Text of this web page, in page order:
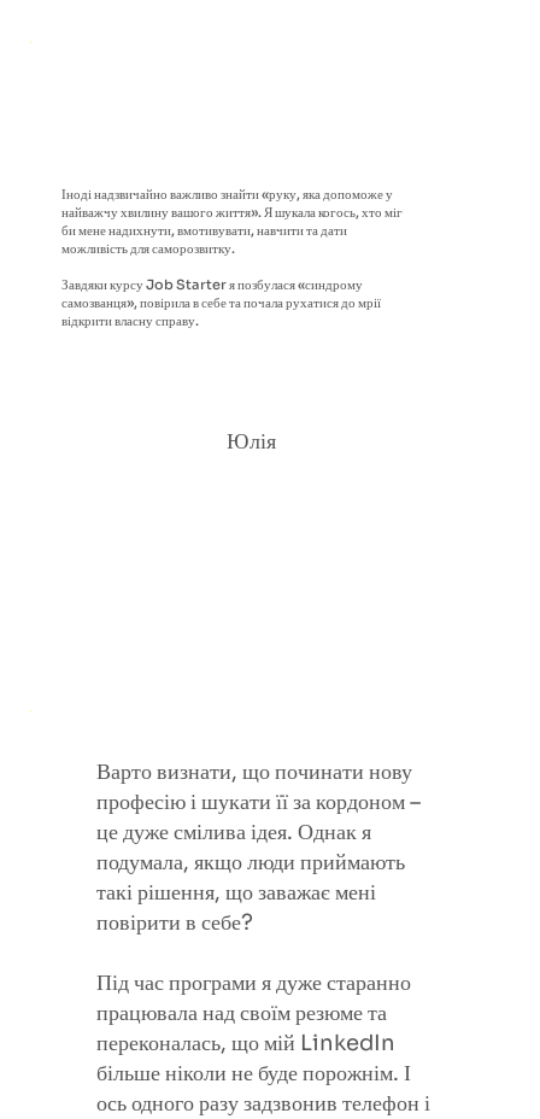
Іноді надзвичайно важливо знайти «руку, яка допоможе у
найважчу хвилину вашого життя». Я шукала когось, хто міг
би мене надихнути, вмотивувати, навчити та дати
можливість для саморозвитку.
Завдяки курсу Job Starter я позбулася «синдрому
самозванця», повірила в себе та почала рухатися до мрії
відкрити власну справу.
Юлія
Варто визнати, що починати нову
професію і шукати її за кордоном –
це дуже смілива ідея. Однак я
подумала, якщо люди приймають
такі рішення, що заважає мені
повірити в себе?
Під час програми я дуже старанно
працювала над своїм резюме та
переконалась, що мій LinkedIn
більше ніколи не буде порожнім. І
ось одного разу задзвонив телефон і